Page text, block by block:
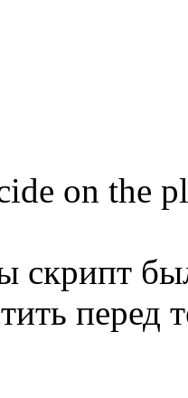
on the
скрипт
перед